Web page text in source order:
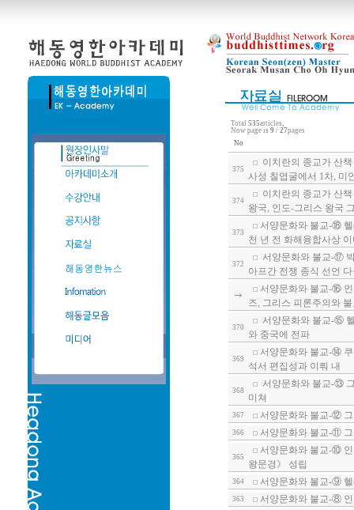
Total 535articles,
Now page is 9 / 27pages
No
375
이치란의 종교가 산
사성 칠엽굴에서 1차, 미
374
이치란의 종교가 산
왕국, 인도-그리스 왕국
373
서양문화와 불교-⑱ 헬
천 년 전 화해융합사상
372
서양문화와 불교-⑰
아프간 전쟁 종식 선언
서양문화와 불교-⑯
즈, 그리스 피론주의와
370
서양문화와 불교-⑮
와 중국에 전파
369
서양문화와 불교-⑭ 쿠
석서 편집성과 이뤄 내
368
서양문화와 불교-⑬
미쳐
367 서양문화와 불교-⑫
366 서양문화와 불교-⑪
365
서양문화와 불교-⑩
왕문경》 성립
364 서양문화와 불교-⑨ 헬
363 서양문화와 불교-⑧